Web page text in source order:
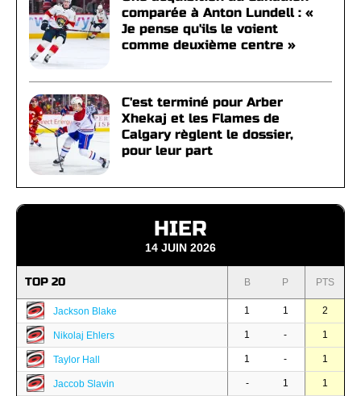
comparée à Anton Lundell : «
Je pense qu'ils le voient
comme deuxième centre »
C'est terminé pour Arber
Xhekaj et les Flames de
Calgary règlent le dossier,
pour leur part
HIER
14 JUIN 2026
TOP 20 B P PTS
Jackson Blake 1 1 2
Nikolaj Ehlers 1 - 1
Taylor Hall 1 - 1
Jaccob Slavin - 1 1